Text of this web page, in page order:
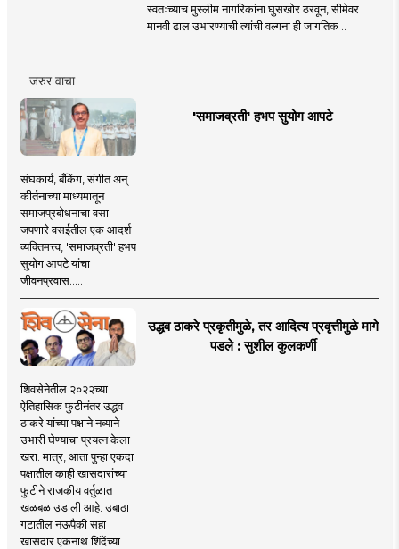
स्वतःच्याच मुस्लीम नागरिकांना घुसखोर ठरवून, सीमेवर
मानवी ढाल उभारण्याची त्यांची वल्गना ही जागतिक ..
जरुर वाचा
'समाजव्रती' हभप सुयोग आपटे
संघकार्य, बँकिंग, संगीत अन्
कीर्तनाच्या माध्यमातून
समाजप्रबोधनाचा वसा
जपणारे वसईतील एक आदर्श
व्यक्तिमत्त्व, 'समाजव्रती' हभप
सुयोग आपटे यांचा
जीवनप्रवास.....
उद्धव ठाकरे प्रकृतीमुळे, तर आदित्य प्रवृत्तीमुळे मागे
पडले : सुशील कुलकर्णी
शिवसेनेतील २०२२च्या
ऐतिहासिक फुटीनंतर उद्धव
ठाकरे यांच्या पक्षाने नव्याने
उभारी घेण्याचा प्रयत्न केला
खरा. मात्र, आता पुन्हा एकदा
पक्षातील काही खासदारांच्या
फुटीने राजकीय वर्तुळात
खळबळ उडाली आहे. उबाठा
गटातील नऊपैकी सहा
खासदार एकनाथ शिंदेंच्या